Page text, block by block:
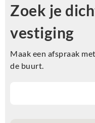
Zoek je
vestiging
Maak een afspraak
de buurt.